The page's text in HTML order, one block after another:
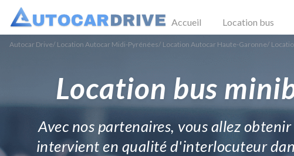
Accueil Location bus
Autocar Drive/ Location Autocar Midi-Pyrénées/ Location Autocar Haute-Garonne/
Location bus
Avec nos partenaires, vous allez
intervient en qualité d'interlocuteur